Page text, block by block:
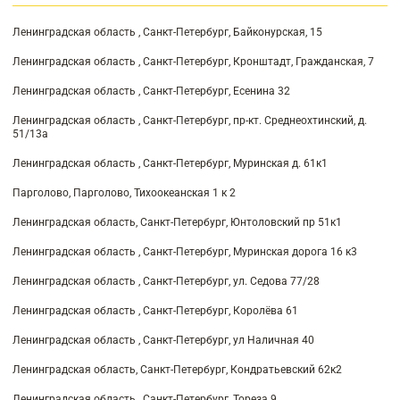
Ленинградская область , Санкт-Петербург, Байконурская, 15
Ленинградская область , Санкт-Петербург, Кронштадт, Гражданская, 7
Ленинградская область , Санкт-Петербург, Есенина 32
Ленинградская область , Санкт-Петербург, пр-кт. Среднеохтинский, д.
51/13а
Ленинградская область , Санкт-Петербург, Муринская д. 61к1
Парголово, Парголово, Тихоокеанская 1 к 2
Ленинградская область, Санкт-Петербург, Юнтоловский пр 51к1
Ленинградская область , Санкт-Петербург, Муринская дорога 16 к3
Ленинградская область , Санкт-Петербург, ул. Седова 77/28
Ленинградская область , Санкт-Петербург, Королёва 61
Ленинградская область , Санкт-Петербург, ул Наличная 40
Ленинградская область, Санкт-Петербург, Кондратьевский 62к2